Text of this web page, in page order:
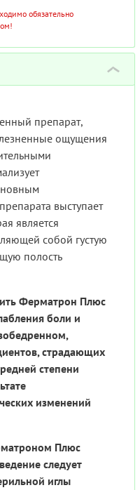
обязательно
›
препарат,
ощущения
выступает
является
собой густую
полость
Ферматрон Плюс
боли и
страдающих
степени
изменений
Плюс
следует
иглы